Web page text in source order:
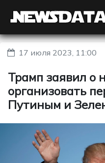
17 июля 2023, 11:00
Трамп заявил о
организовать
Путиным и